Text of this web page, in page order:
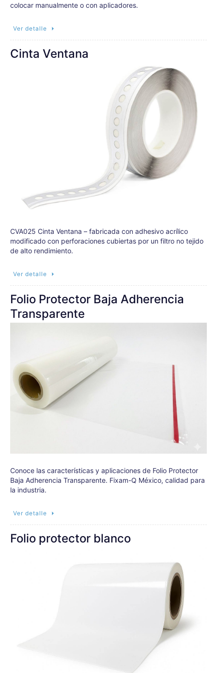
colocar manualmente o con aplicadores.
Ver detalle
Cinta Ventana
CVA025 Cinta Ventana – fabricada con adhesivo acrílico
modificado con perforaciones cubiertas por un filtro no tejido
de alto rendimiento.
Ver detalle
Folio Protector Baja Adherencia
Transparente
Conoce las características y aplicaciones de Folio Protector
Baja Adherencia Transparente. Fixam-Q México, calidad para
la industria.
Ver detalle
Folio protector blanco